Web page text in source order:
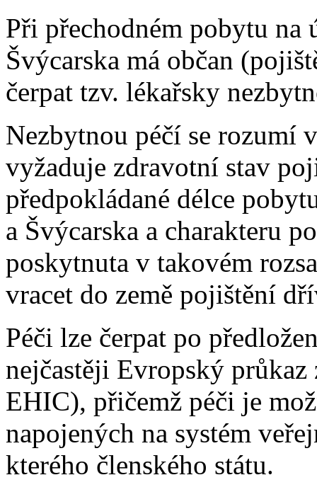
Při přechodném pobytu na
Švýcarska má občan
čerpat tzv. lékařsky
Nezbytnou péčí se rozumí
vyžaduje zdravotní stav
předpokládané délce
a Švýcarska a charakteru
poskytnuta v takovém
vracet do země pojištění
Péči lze čerpat po
nejčastěji Evropský
EHIC), přičemž péči je
napojených na systém
kterého členského státu.